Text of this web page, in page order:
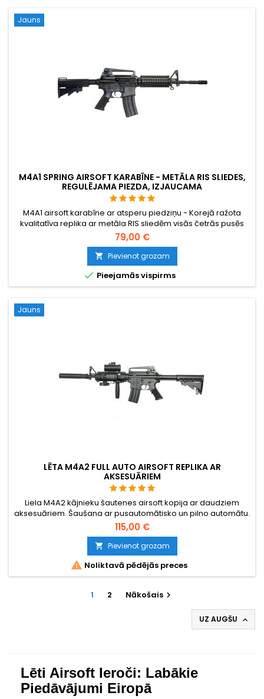
Jauns
M4A1 SPRING AIRSOFT KARABĪNE - METĀLA RIS SLIEDES,
REGULĒJAMA PIEZDA, IZJAUCAMA
M4A1 airsoft karabīne ar atsperu piedziņu - Korejā ražota
kvalitatīva replika ar metāla RIS sliedēm visās četrās pusēs
piederumiem, regulējamu pieturi un dzelzs mērierīci, kā arī
hop-up sistēmu. Izjaucama tāpat kā īsta M4 šautene.
79,00 €
 Pievienot grozam
 Pieejamās vispirms
Jauns
LĒTA M4A2 FULL AUTO AIRSOFT REPLIKA AR
AKSESUĀRIEM
Liela M4A2 kājnieku šautenes airsoft kopija ar daudziem
aksesuāriem. Šaušana ar pusautomātisko un pilno automātu.
Maza šāviena jauda, tāpēc tā ir piemērota jaunākiem airsoft
lietotājiem.
115,00 €
 Pievienot grozam
 Noliktavā pēdējās preces
1 2 Nākošais
UZ AUGŠU 
Lēti Airsoft Ieroči: Labākie
Piedāvājumi Eiropā